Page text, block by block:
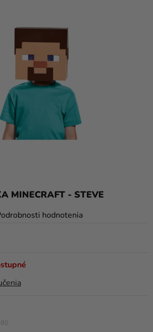
MINECRAFT - STEVE
hodnotenia